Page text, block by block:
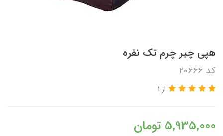
هپی چیر چرم تک نفره
کد 20666
از 1
5,935,000 تومان